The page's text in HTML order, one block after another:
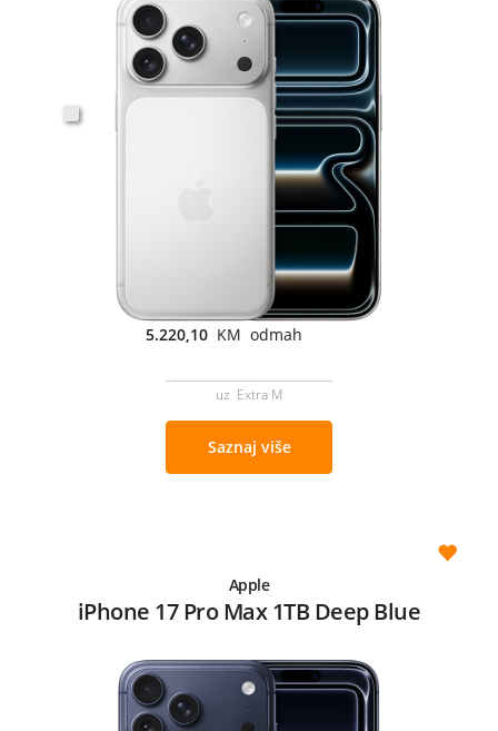
5.220,10 KM odmah
uz Extra M
Saznaj više
Apple
iPhone 17 Pro Max 1TB Deep Blue